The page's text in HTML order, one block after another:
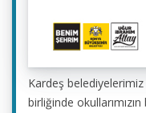
Kardeş
birliğinde